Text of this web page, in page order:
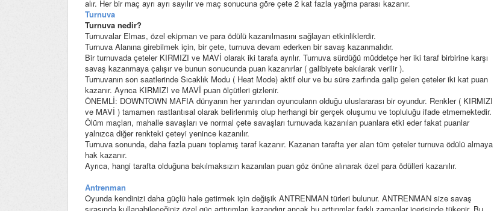
alır. Her bir maç ayrı ayrı sayılır ve maç sonucuna göre çete 2 kat fazla yağma parası kazanır.
Turnuva
Turnuva nedir?
Turnuvalar Elmas, özel ekipman ve para ödülü kazanılmasını sağlayan etkinliklerdir.
Turnuva Alanına girebilmek için, bir çete, turnuva devam ederken bir savaş kazanmalıdır.
Bir turnuvada çeteler KIRMIZI ve MAVİ olarak iki tarafa ayrılır. Turnuva sürdüğü müddetçe her iki taraf birbirine karşı
savaş kazanmaya çalışır ve bunun sonucunda puan kazanırlar ( galibiyete bakılarak verilir ).
Turnuvanın son saatlerinde Sıcaklık Modu ( Heat Mode) aktif olur ve bu süre zarfında galip gelen çeteler iki kat puan
kazanır. Ayrıca KIRMIZI ve MAVİ puan ölçütleri gizlenir.
ÖNEMLİ: DOWNTOWN MAFIA dünyanın her yanından oyuncuların olduğu uluslararası bir oyundur. Renkler ( KIRMIZI
ve MAVİ ) tamamen rastlantısal olarak belirlenmiş olup herhangi bir gerçek oluşumu ve topluluğu ifade etmemektedir.
Ölüm maçları, mahalle savaşları ve normal çete savaşları turnuvada kazanılan puanlara etki eder fakat puanlar
yalnızca diğer renkteki çeteyi yenince kazanılır.
Turnuva sonunda, daha fazla puanı toplamış taraf kazanır. Kazanan tarafta yer alan tüm çeteler turnuva ödülü almaya
hak kazanır.
Ayrıca, hangi tarafta olduğuna bakılmaksızın kazanılan puan göz önüne alınarak özel para ödülleri kazanılır.
Antrenman
Oyunda kendinizi daha güçlü hale getirmek için değişik ANTRENMAN türleri bulunur. ANTRENMAN size savaş